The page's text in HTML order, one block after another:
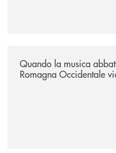
Quando la musica
Romagna Occidentale